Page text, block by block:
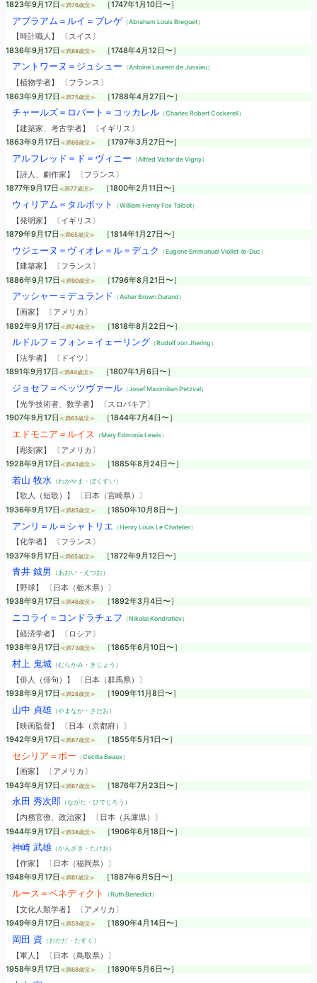
1823年9月17日 ≪満76歳没≫ ［1747年1月10日〜］
アブラアム＝ルイ＝ブレゲ （Abraham Louis Breguet）
【時計職人】 〔スイス〕
1836年9月17日 ≪満88歳没≫ ［1748年4月12日〜］
アントワーヌ＝ジュシュー （Antoine Laurent de Jussieu）
【植物学者】 〔フランス〕
1863年9月17日 ≪満75歳没≫ ［1788年4月27日〜］
チャールズ＝ロバート＝コッカレル（Charles Robert Cockerell）
【建築家、考古学者】 〔イギリス〕
1863年9月17日 ≪満66歳没≫ ［1797年3月27日〜］
アルフレッド＝ド＝ヴィニー （Alfred Victor de Vigny）
【詩人、劇作家】 〔フランス〕
1877年9月17日 ≪満77歳没≫ ［1800年2月11日〜］
ウィリアム＝タルボット （William Henry Fox Talbot）
【発明家】 〔イギリス〕
1879年9月17日 ≪満65歳没≫ ［1814年1月27日〜］
ウジェーヌ＝ヴィオレ＝ル＝デュク （Eugene Emmanuel Viollet-le-Duc）
【建築家】 〔フランス〕
1886年9月17日 ≪満90歳没≫ ［1796年8月21日〜］
アッシャー＝デュランド （Asher Brown Durand）
【画家】 〔アメリカ〕
1892年9月17日 ≪満74歳没≫ ［1818年8月22日〜］
ルドルフ＝フォン＝イェーリング （Rudolf von Jhering）
【法学者】 〔ドイツ〕
1891年9月17日 ≪満84歳没≫ ［1807年1月6日〜］
ジョセフ＝ペッツヴァール（Josef Maximilian Petzval）
【光学技術者、数学者】 〔スロバキア〕
1907年9月17日 ≪満63歳没≫ ［1844年7月4日〜］
エドモニア＝ルイス （Mary Edmonia Lewis）
【彫刻家】 〔アメリカ〕
1928年9月17日 ≪満43歳没≫ ［1885年8月24日〜］
若山 牧水 （わかやま・ぼくすい）
【歌人（短歌）】 〔日本（宮崎県）〕
1936年9月17日 ≪満85歳没≫ ［1850年10月8日〜］
アンリ＝ル＝シャトリエ （Henry Louis Le Chatelier）
【化学者】 〔フランス〕
1937年9月17日 ≪満65歳没≫ ［1872年9月12日〜］
青井 鉞男 （あおい・えつお）
【野球】 〔日本（栃木県）〕
1938年9月17日 ≪満46歳没≫ ［1892年3月4日〜］
ニコライ＝コンドラチェフ （Nikolai Kondratiev）
【経済学者】 〔ロシア〕
1938年9月17日 ≪満73歳没≫ ［1865年6月10日〜］
村上 鬼城（むらかみ・きじょう）
【俳人（俳句）】 〔日本（群馬県）〕
1938年9月17日 ≪満28歳没≫ ［1909年11月8日〜］
山中 貞雄（やまなか・さだお）
【映画監督】 〔日本（京都府）〕
1942年9月17日 ≪満87歳没≫ ［1855年5月1日〜］
セシリア＝ボー （Cecilia Beaux）
【画家】 〔アメリカ〕
1943年9月17日 ≪満67歳没≫ ［1876年7月23日〜］
永田 秀次郎（ながた・ひでじろう）
【内務官僚、政治家】 〔日本（兵庫県）〕
1944年9月17日 ≪満38歳没≫ ［1906年6月18日〜］
神崎 武雄（かんざき・たけお）
【作家】 〔日本（福岡県）〕
1948年9月17日 ≪満61歳没≫ ［1887年6月5日〜］
ルース＝ベネディクト （Ruth Benedict）
【文化人類学者】 〔アメリカ〕
1949年9月17日 ≪満59歳没≫ ［1890年4月14日〜］
岡田 資 （おかだ・たすく）
【軍人】 〔日本（鳥取県）〕
1958年9月17日 ≪満68歳没≫ ［1890年5月6日〜］